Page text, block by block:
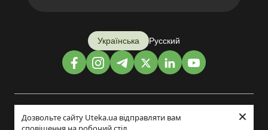
Дозвольте сайту Uteka.ua відправляти вам
×
Українська Русский
Дизайн і розробка: